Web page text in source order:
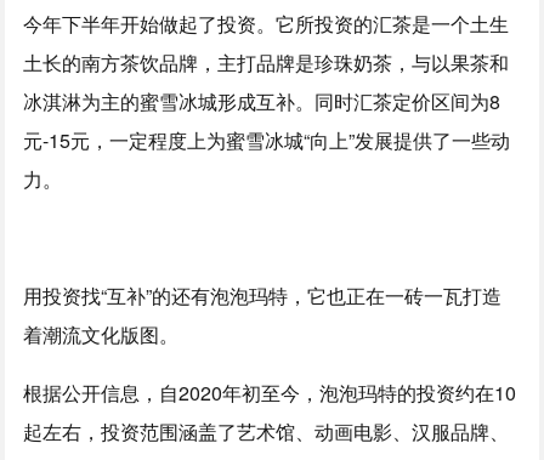
今年下半年开始做起了投资。它所投资的汇茶是一个土生
土长的南方茶饮品牌，主打品牌是珍珠奶茶，与以果茶和
冰淇淋为主的蜜雪冰城形成互补。同时汇茶定价区间为8
元-15元，一定程度上为蜜雪冰城“向上”发展提供了一些动
力。
用投资找“互补”的还有泡泡玛特，它也正在一砖一瓦打造
着潮流文化版图。
根据公开信息，自2020年初至今，泡泡玛特的投资约在10
起左右，投资范围涵盖了艺术馆、动画电影、汉服品牌、